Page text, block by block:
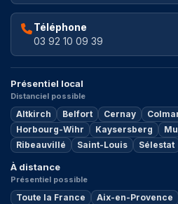
Téléphone
03 92 10 09 39
Présentiel local
Distanciel possible
Altkirch Belfort Cernay
Horbourg-Wihr
Kaysersberg
Ribeauvillé
Saint-Louis Sélestat
À distance
Présentiel possible
Toute la France Aix-en-Provence